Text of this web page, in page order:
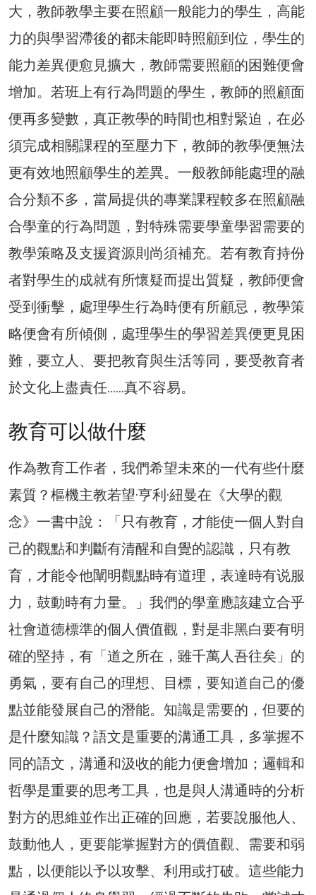
大，教師教學主要在照顧一般能力的學生，高能
力的與學習滯後的都未能即時照顧到位，學生的
能力差異便愈見擴大，教師需要照顧的困難便會
增加。若班上有行為問題的學生，教師的照顧面
便再多變數，真正教學的時間也相對緊迫，在必
須完成相關課程的至壓力下，教師的教學便無法
更有效地照顧學生的差異。一般教師能處理的融
合分類不多，當局提供的專業課程較多在照顧融
合學童的行為問題，對特殊需要學童學習需要的
教學策略及支援資源則尚須補充。若有教育持份
者對學生的成就有所懷疑而提出質疑，教師便會
受到衝擊，處理學生行為時便有所顧忌，教學策
略便會有所傾側，處理學生的學習差異便更見困
難，要立人、要把教育與生活等同，要受教育者
於文化上盡責任……真不容易。
教育可以做什麼
作為教育工作者，我們希望未來的一代有些什麼
素質？樞機主教若望·亨利·紐曼在《大學的觀
念》一書中說：「只有教育，才能使一個人對自
己的觀點和判斷有清醒和自覺的認識，只有教
育，才能令他闡明觀點時有道理，表達時有说服
力，鼓動時有力量。」我們的學童應該建立合乎
社會道德標準的個人價值觀，對是非黑白要有明
確的堅持，有「道之所在，雖千萬人吾往矣」的
勇氣，要有自己的理想、目標，要知道自己的優
點並能發展自己的潛能。知識是需要的，但要的
是什麼知識？語文是重要的溝通工具，多掌握不
同的語文，溝通和汲收的能力便會增加；邏輯和
哲學是重要的思考工具，也是與人溝通時的分析
對方的思維並作出正確的回應，若要說服他人、
鼓動他人，更要能掌握對方的價值觀、需要和弱
點，以便能以予以攻擊、利用或打破。這些能力